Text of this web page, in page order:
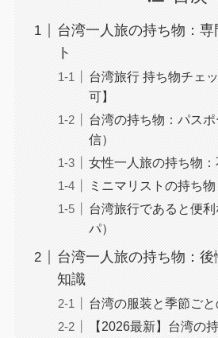
台湾一人旅の持ち物：
ト
台湾旅行 持ち物チェ
可】
台湾の持ち物：パス
信）
女性一人旅の持ち物
ミニマリストの持ち物
台湾旅行であると便
パ）
台湾一人旅の持ち物：後
知識
台湾の服装と季節ごと
【2026最新】台湾の